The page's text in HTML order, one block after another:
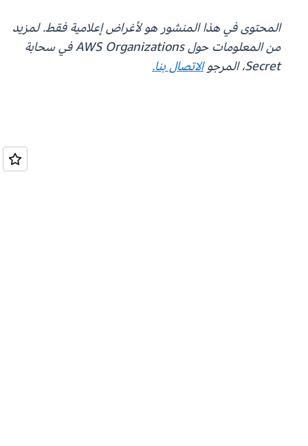
المحتوى في هذا المنشور هو لأغراض إعلامية فقط. لمزيد
من المعلومات حول AWS Organizations في سحابة
Secret، المرجو
الاتصال بنا.